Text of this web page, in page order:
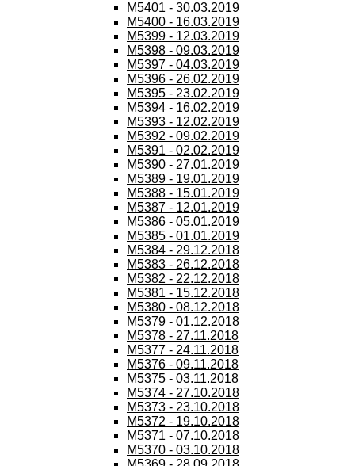
M5401 - 30.03.2019
M5400 - 16.03.2019
M5399 - 12.03.2019
M5398 - 09.03.2019
M5397 - 04.03.2019
M5396 - 26.02.2019
M5395 - 23.02.2019
M5394 - 16.02.2019
M5393 - 12.02.2019
M5392 - 09.02.2019
M5391 - 02.02.2019
M5390 - 27.01.2019
M5389 - 19.01.2019
M5388 - 15.01.2019
M5387 - 12.01.2019
M5386 - 05.01.2019
M5385 - 01.01.2019
M5384 - 29.12.2018
M5383 - 26.12.2018
M5382 - 22.12.2018
M5381 - 15.12.2018
M5380 - 08.12.2018
M5379 - 01.12.2018
M5378 - 27.11.2018
M5377 - 24.11.2018
M5376 - 09.11.2018
M5375 - 03.11.2018
M5374 - 27.10.2018
M5373 - 23.10.2018
M5372 - 19.10.2018
M5371 - 07.10.2018
M5370 - 03.10.2018